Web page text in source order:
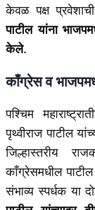
केवळ पक्ष
पाटील यांना
केले.
काँग्रेस व
पश्चिम
पृथ्वीराज पाटील
जिल्हास्तरीय
काँग्रेसमधील
संभाव्य स्पर्धक या